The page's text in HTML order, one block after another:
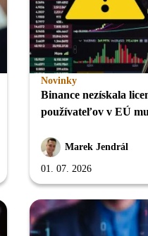
Novinky
Binance nezískala
používateľov v EÚ
Marek Jendrál
01. 07. 2026